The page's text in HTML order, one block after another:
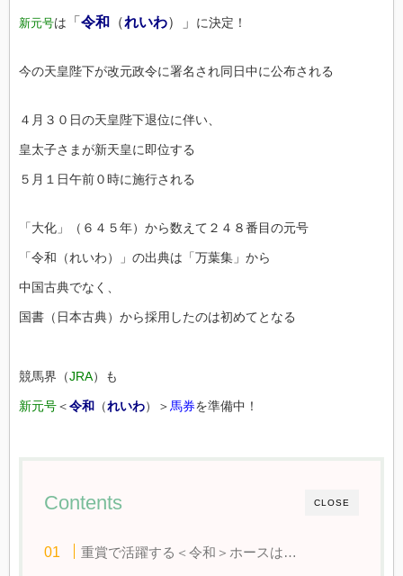
新元号は 「 令和 （れいわ）」 に決定！
今の天皇陛下が改元政令に署名され同日中に公布される
４月３０日の天皇陛下退位に伴い、
皇太子さまが新天皇に即位する
５月１日午前０時に施行される
「大化」（６４５年）から数えて２４８番目の元号
「令和（れいわ）」の出典は「万葉集」から
中国古典でなく、
国書（日本古典）から採用したのは初めてとなる
競馬界（JRA）も
新元号＜令和 （れいわ）＞ 馬券を準備中！
CLOSE
Contents
重賞で活躍する＜令和＞ホースは…